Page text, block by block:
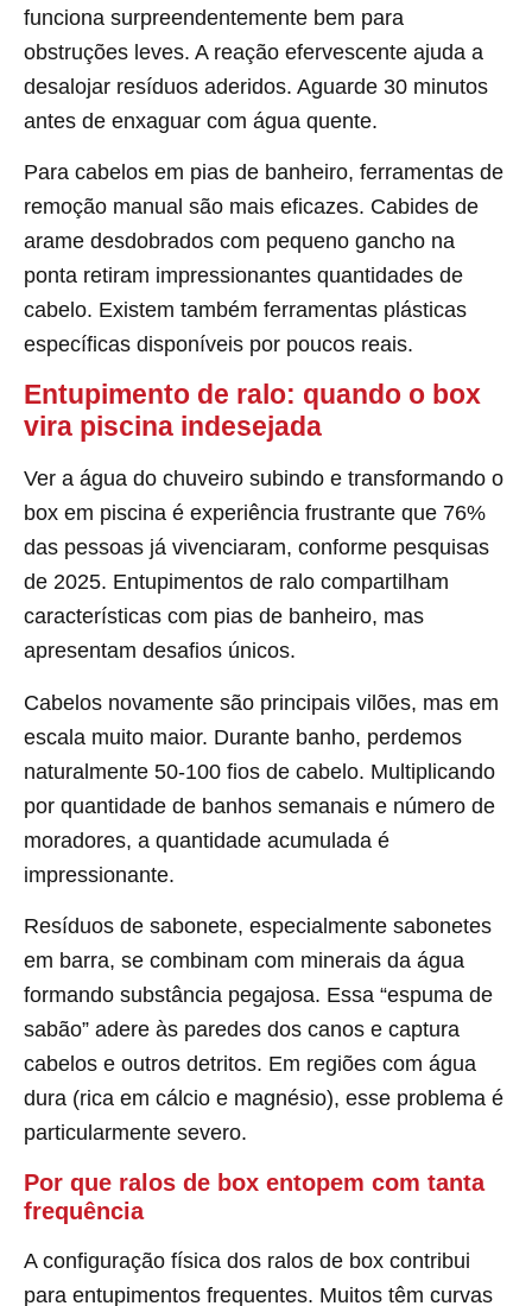
funciona surpreendentemente bem para
obstruções leves. A reação efervescente ajuda a
desalojar resíduos aderidos. Aguarde 30 minutos
antes de enxaguar com água quente.
Para cabelos em pias de banheiro, ferramentas de
remoção manual são mais eficazes. Cabides de
arame desdobrados com pequeno gancho na
ponta retiram impressionantes quantidades de
cabelo. Existem também ferramentas plásticas
específicas disponíveis por poucos reais.
Entupimento de ralo: quando o box
vira piscina indesejada
Ver a água do chuveiro subindo e transformando o
box em piscina é experiência frustrante que 76%
das pessoas já vivenciaram, conforme pesquisas
de 2025. Entupimentos de ralo compartilham
características com pias de banheiro, mas
apresentam desafios únicos.
Cabelos novamente são principais vilões, mas em
escala muito maior. Durante banho, perdemos
naturalmente 50-100 fios de cabelo. Multiplicando
por quantidade de banhos semanais e número de
moradores, a quantidade acumulada é
impressionante.
Resíduos de sabonete, especialmente sabonetes
em barra, se combinam com minerais da água
formando substância pegajosa. Essa “espuma de
sabão” adere às paredes dos canos e captura
cabelos e outros detritos. Em regiões com água
dura (rica em cálcio e magnésio), esse problema é
particularmente severo.
Por que ralos de box entopem com tanta
frequência
A configuração física dos ralos de box contribui
para entupimentos frequentes. Muitos têm curvas